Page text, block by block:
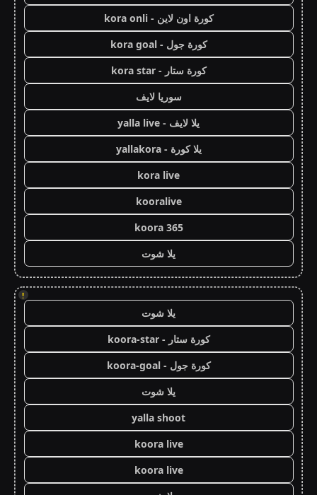
كورة اون لاين - kora onli
كورة جول - kora goal
كورة ستار - kora star
سوريا لايف
يلا لايف - yalla live
يلا كورة - yallakora
kora live
kooralive
koora 365
يلا شوت
!
يلا شوت
كورة ستار - koora-star
كورة جول - koora-goal
يلا شوت
yalla shoot
koora live
koora live